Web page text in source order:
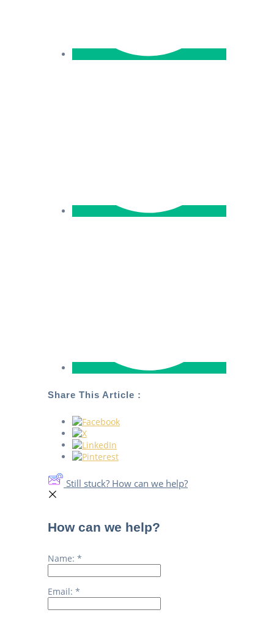
Share This Article :
Still stuck? How can we help?
How can we help?
Name: *
Email: *